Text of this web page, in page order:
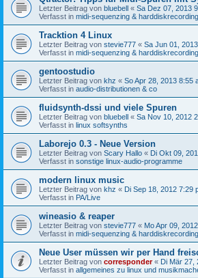
Letzter Beitrag von bluebell « Sa Dez 07, 2013
Verfasst in midi-sequenzing &
Tracktion 4 Linux
Letzter Beitrag von stevie777 « Sa Jun 01,
Verfasst in midi-sequenzing &
gentoostudio
Letzter Beitrag von khz « So Apr 28, 2013 8:55
Verfasst in audio-distributionen & co
fluidsynth-dssi und viele Spuren
Letzter Beitrag von bluebell « Sa Nov 10, 2012
Verfasst in linux softsynths
Laborejo 0.3 - Neue Version
Letzter Beitrag von Scary Hallo « Di Okt 09,
Verfasst in sonstige linux-audio-programme
modern linux music
Letzter Beitrag von khz « Di Sep 18, 2012 7:29
Verfasst in PA/Live
wineasio & reaper
Letzter Beitrag von stevie777 « Mo Apr 09,
Verfasst in midi-sequenzing &
Neue User müssen wir per Hand
Letzter Beitrag von corresponder« Di Mär 27,
Verfasst in allgemeines zu linux und